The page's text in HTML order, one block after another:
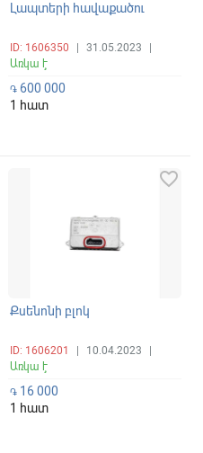
Լապտերի հավաքածու
ID: 1606350 31.05.2023
Առկա է
֏600 000
1 հատ
Քսենոնի բլոկ
ID: 1606201 10.04.2023
Առկա է
favorite_border
֏16 000
1 հատ